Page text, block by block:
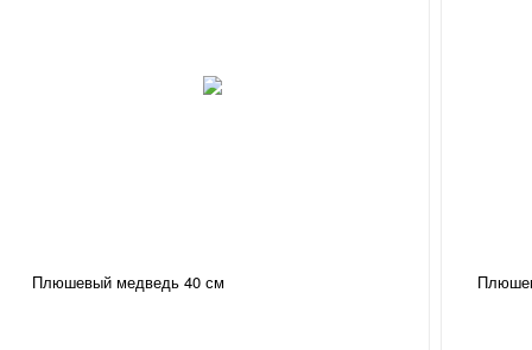
Плюшевый медведь 40 см